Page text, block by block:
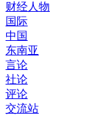
财经人物
国际
中国
东南亚
言论
社论
评论
交流站